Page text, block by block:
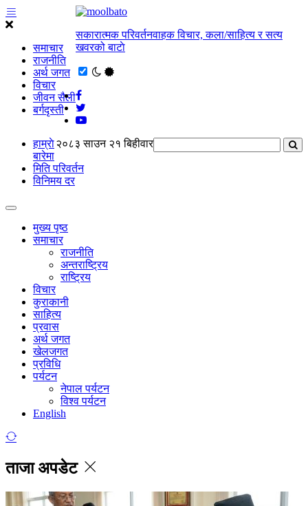
समाचार
राजनीति
अर्थ जगत
विचार
जीवन सैली
बर्गदृस्ती
सकारात्मक परिवर्तनवाहक विचार, कला/साहित्य र सत्य
खवरको बाटाे
२०८३ साउन २१ बिहीवार
हाम्राे
बारेमा
मिति परिवर्तन
विनिमय दर
मुख्य पृष्ठ
समाचार
राजनीति
अन्तराष्ट्रिय
राष्ट्रिय
विचार
कुराकानी
साहित्य
प्रवास
अर्थ जगत
खेलजगत
प्रविधि
पर्यटन
नेपाल पर्यटन
विश्व पर्यटन
English
ताजा अपडेट